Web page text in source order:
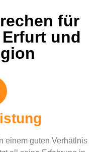
für
und
einem guten Verhätlnis